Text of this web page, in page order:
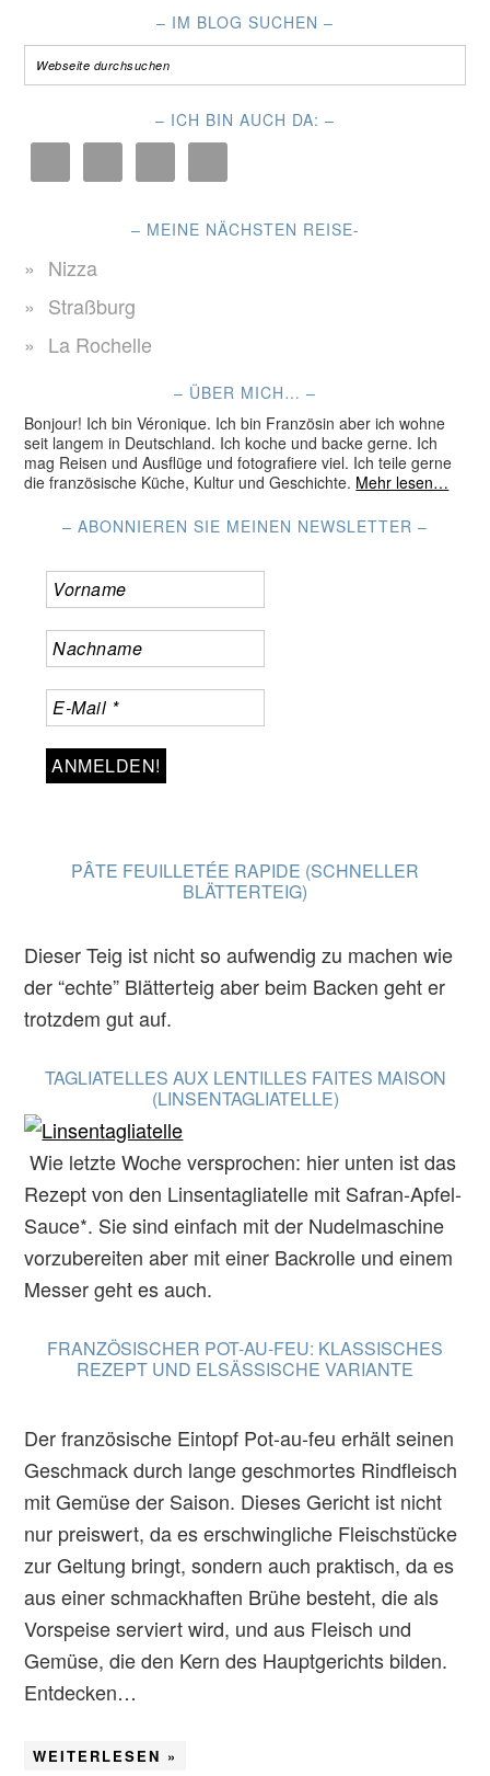
– IM BLOG SUCHEN –
– ICH BIN AUCH DA: –
– MEINE NÄCHSTEN REISE-
Nizza
Straßburg
La Rochelle
– ÜBER MICH… –
Bonjour! Ich bin Véronique. Ich bin Französin aber ich wohne
seit langem in Deutschland. Ich koche und backe gerne. Ich
mag Reisen und Ausflüge und fotografiere viel. Ich teile gerne
die französische Küche, Kultur und Geschichte. Mehr lesen…
– ABONNIEREN SIE MEINEN NEWSLETTER –
PÂTE FEUILLETÉE RAPIDE (SCHNELLER
BLÄTTERTEIG)
Dieser Teig ist nicht so aufwendig zu machen wie
der “echte” Blätterteig aber beim Backen geht er
trotzdem gut auf.
TAGLIATELLES AUX LENTILLES FAITES MAISON
(LINSENTAGLIATELLE)
Wie letzte Woche versprochen: hier unten ist das
Rezept von den Linsentagliatelle mit Safran-Apfel-
Sauce*. Sie sind einfach mit der Nudelmaschine
vorzubereiten aber mit einer Backrolle und einem
Messer geht es auch.
FRANZÖSISCHER POT-AU-FEU: KLASSISCHES
REZEPT UND ELSÄSSISCHE VARIANTE
Der französische Eintopf Pot-au-feu erhält seinen
Geschmack durch lange geschmortes Rindfleisch
mit Gemüse der Saison. Dieses Gericht ist nicht
nur preiswert, da es erschwingliche Fleischstücke
zur Geltung bringt, sondern auch praktisch, da es
aus einer schmackhaften Brühe besteht, die als
Vorspeise serviert wird, und aus Fleisch und
Gemüse, die den Kern des Hauptgerichts bilden.
Entdecken…
WEITERLESEN »